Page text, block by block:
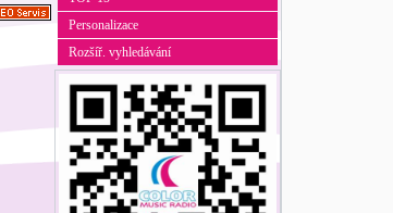
Personalizace
Rozšíř. vyhledávání